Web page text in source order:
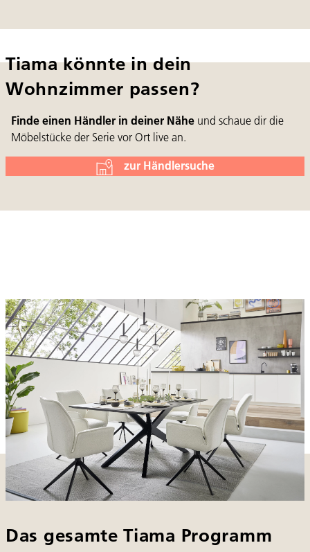
Tiama könnte in dein
Wohnzimmer passen?
Finde einen Händler in deiner Nähe und schaue dir die
Möbelstücke der Serie vor Ort live an.
zur Händlersuche
Das gesamte Tiama Programm